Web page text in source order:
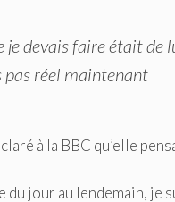
je devais faire était de
pas réel maintenant
à la BBC qu’elle
du jour au lendemain, je